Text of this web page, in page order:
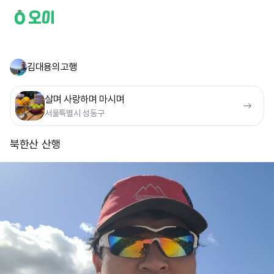
김대용의고행
살며 사랑하며 마시며
서울특별시 성동구
북한산 산행